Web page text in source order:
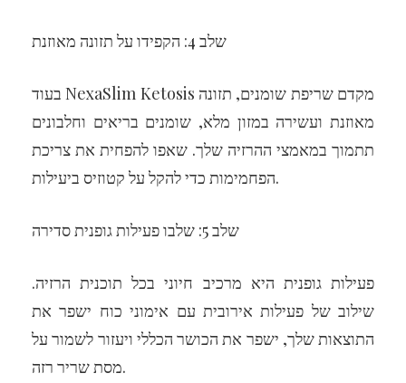
שלב 4: הקפידו על תזונה מאוזנת
בעוד NexaSlim Ketosis מקדם שריפת שומנים, תזונה
מאוזנת ועשירה במזון מלא, שומנים בריאים וחלבונים
תתמוך במאמצי ההרזיה שלך. שאפו להפחית את צריכת
הפחמימות כדי להקל על קטוזיס ביעילות.
שלב 5: שלבו פעילות גופנית סדירה
פעילות גופנית היא מרכיב חיוני בכל תוכנית הרזיה.
שילוב של פעילות אירובית עם אימוני כוח ישפר את
התוצאות שלך, ישפר את הכושר הכללי ויעזור לשמור על
מסת שריר רזה.